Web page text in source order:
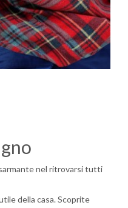
nel ritrovarsi tutti
della casa. Scoprite